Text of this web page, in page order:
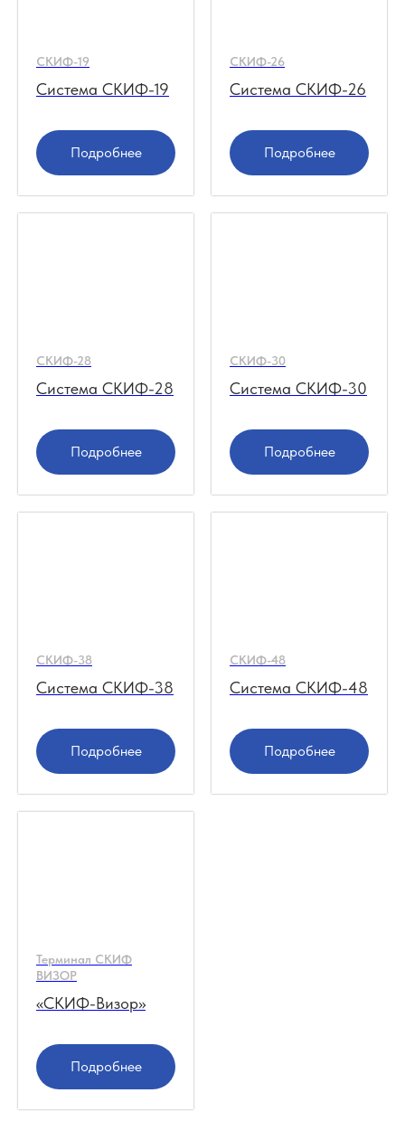
СКИФ-19
Система СКИФ-19
Подробнее
СКИФ-26
Система СКИФ-26
Подробнее
СКИФ-28
Система СКИФ-28
Подробнее
СКИФ-30
Система СКИФ-30
Подробнее
СКИФ-38
Система СКИФ-38
Подробнее
СКИФ-48
Система СКИФ-48
Подробнее
Терминал СКИФ
ВИЗОР
«СКИФ-Визор»
Подробнее
ВЫБОРУ?
Свяжитесь с нами через форму
обратной связи или по телефону
указанном ниже - наши менеджеры
ответят на все интересующие вас
вопросы и помогут оформить заказ.